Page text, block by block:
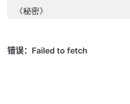
《秘密》